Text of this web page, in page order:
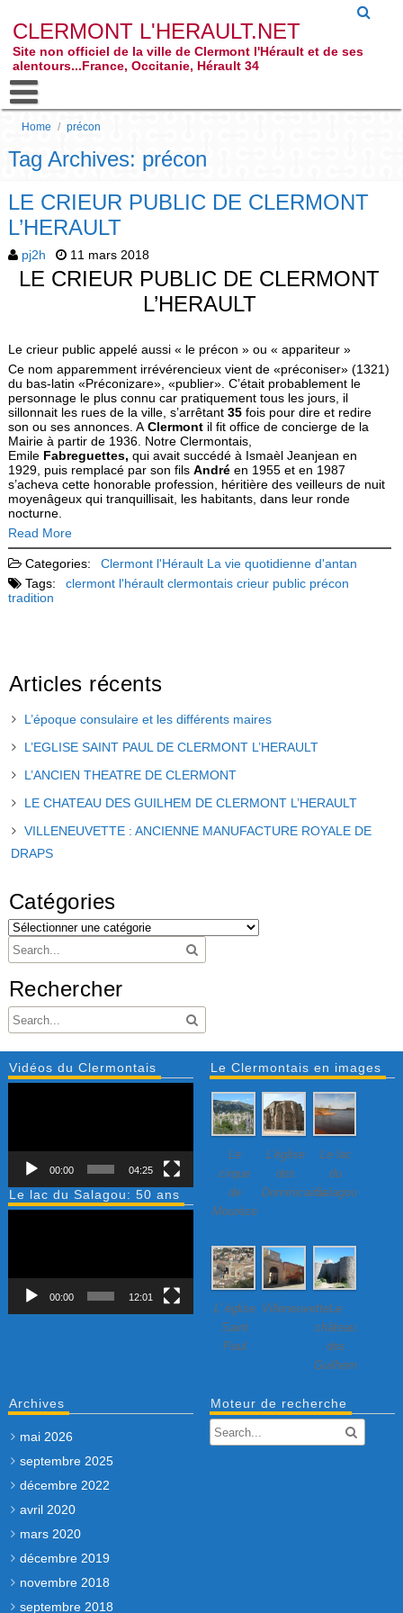
CLERMONT L'HERAULT.NET
Site non officiel de la ville de Clermont l'Hérault et de ses
alentours...France, Occitanie, Hérault 34
Home / précon
Tag Archives: précon
LE CRIEUR PUBLIC DE CLERMONT
L’HERAULT
pj2h 11 mars 2018
LE CRIEUR PUBLIC DE CLERMONT
L’HERAULT
Le crieur public appelé aussi « le précon » ou « appariteur »
Ce nom apparemment irrévérencieux vient de «préconiser» (1321)
du bas-latin «Préconizare», «publier». C’était probablement le
personnage le plus connu car pratiquement tous les jours, il
sillonnait les rues de la ville, s’arrêtant 35 fois pour dire et redire
son ou ses annonces. A Clermont il fit office de concierge de la
Mairie à partir de 1936. Notre Clermontais,
Emile Fabreguettes, qui avait succédé à Ismaèl Jeanjean en
1929, puis remplacé par son fils André en 1955 et en 1987
s’acheva cette honorable profession, héritière des veilleurs de nuit
moyenâgeux qui tranquillisait, les habitants, dans leur ronde
nocturne.
Read More
Categories: Clermont l'Hérault La vie quotidienne d'antan
Tags:
clermont l'hérault clermontais crieur public précon
tradition
Articles récents
L’époque consulaire et les différents maires
L’EGLISE SAINT PAUL DE CLERMONT L’HERAULT
L’ANCIEN THEATRE DE CLERMONT
LE CHATEAU DES GUILHEM DE CLERMONT L’HERAULT
VILLENEUVETTE : ANCIENNE MANUFACTURE ROYALE DE
DRAPS
Catégories
Rechercher
Vidéos du Clermontais
00:00 04:25
Le lac du Salagou: 50 ans
00:00 12:01
Le Clermontais en images
Le
cirque
de
Mourèze
L’église
des
Dominicains
Le lac
du
Salagou
L’ église
Saint
Paul
Villeneuvette…
Le
château
des
Guilhem
Archives
mai 2026
septembre 2025
décembre 2022
avril 2020
mars 2020
décembre 2019
novembre 2018
septembre 2018
Moteur de recherche